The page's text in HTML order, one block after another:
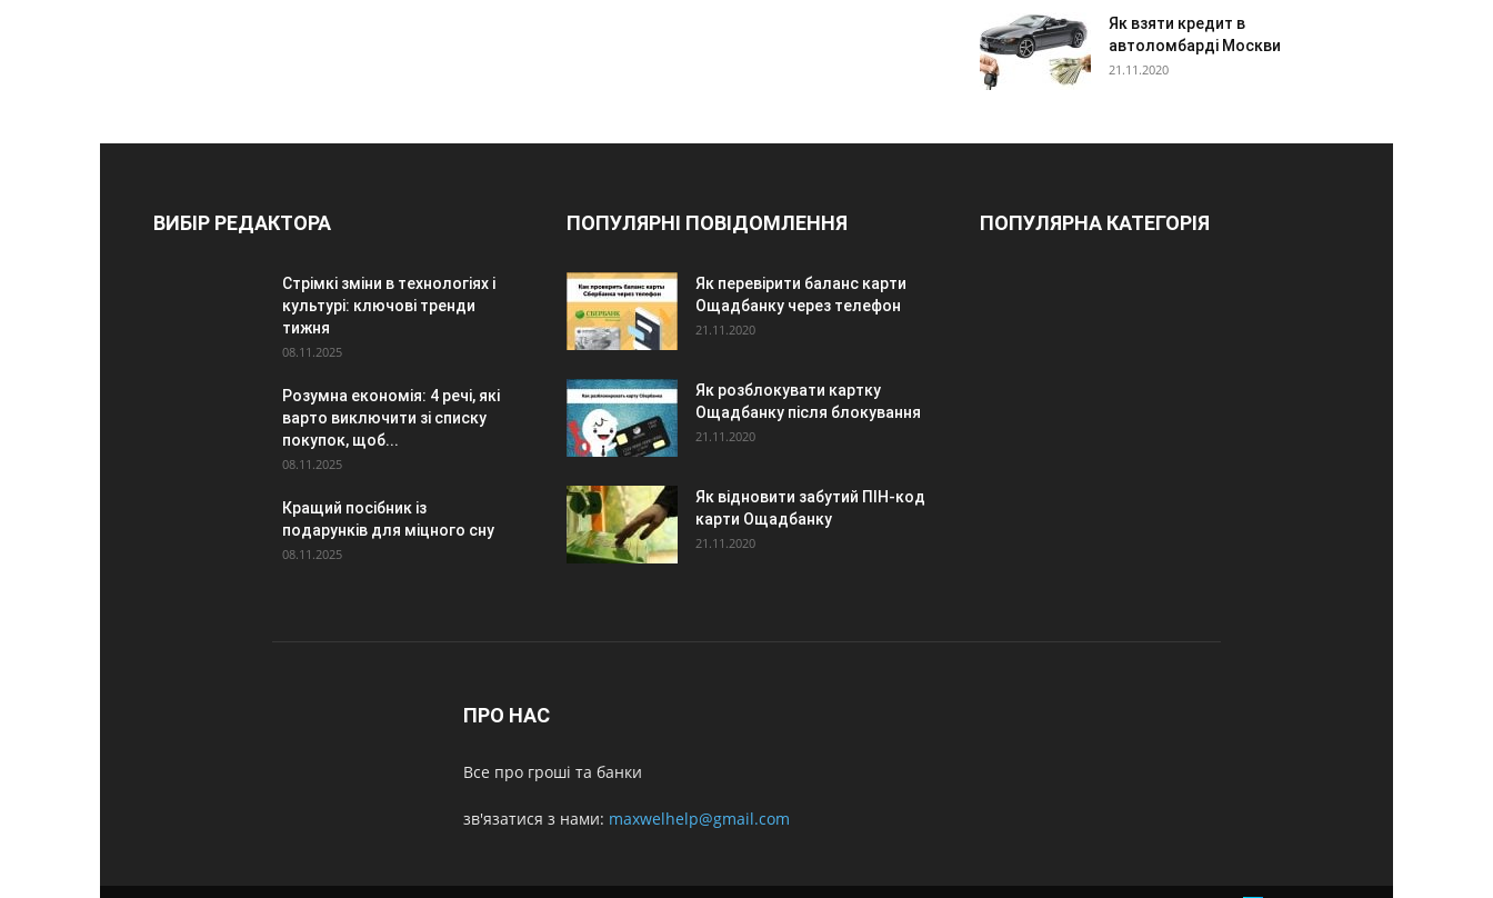
Як взяти кредит в
автоломбарді Москви
21.11.2020
ВИБІР РЕДАКТОРА
Стрімкі зміни в технологіях і
культурі: ключові тренди
тижня
08.11.2025
Розумна економія: 4 речі, які
варто виключити зі списку
покупок, щоб...
08.11.2025
Кращий посібник із
подарунків для міцного сну
08.11.2025
ПОПУЛЯРНІ ПОВІДОМЛЕННЯ
Як перевірити баланс карти
Ощадбанку через телефон
21.11.2020
Як розблокувати картку
Ощадбанку після блокування
21.11.2020
Як відновити забутий ПІН-код
карти Ощадбанку
21.11.2020
ПОПУЛЯРНА КАТЕГОРІЯ
ПРО НАС
Все про гроші та банки
зв'язатися з нами: maxwelhelp@gmail.com